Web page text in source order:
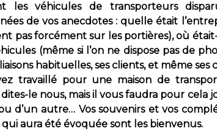
les véhicules de transporteurs
de vos anecdotes : quelle était
pas forcément sur les portières), où
(même si l’on ne dispose pas de
habituelles, ses clients, et même ses
travaillé pour une maison de
le nous, mais il vous faudra pour
ou d’un autre… Vos souvenirs et vos
aura été évoquée sont les bienvenus.